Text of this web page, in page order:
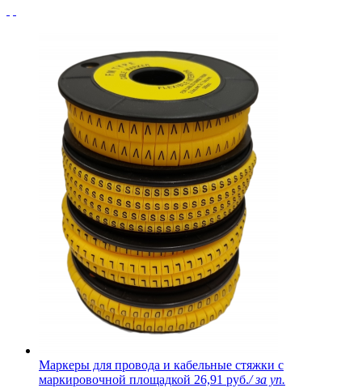
Маркеры для провода и кабельные стяжки с
маркировочной площадкой 26,91 руб./ за уп.